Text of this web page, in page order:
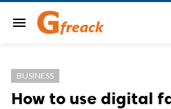
menu
BUSINESS
How to use digital